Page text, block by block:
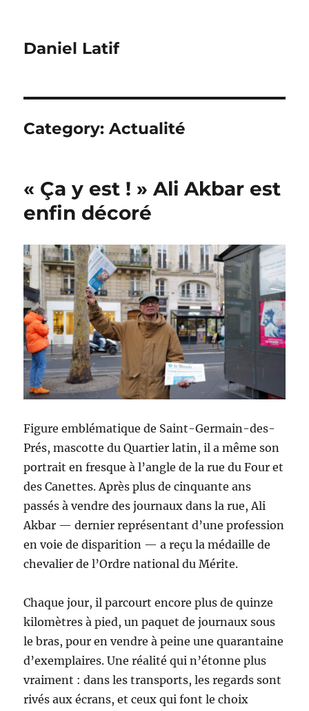
Daniel Latif
Category:Actualité
« Ça y est ! » Ali Akbar est
enfin décoré
Figure emblématique de Saint-Germain-des-
Prés, mascotte du Quartier latin, il a même son
portrait en fresque à l’angle de la rue du Four et
des Canettes. Après plus de cinquante ans
passés à vendre des journaux dans la rue, Ali
Akbar — dernier représentant d’une profession
en voie de disparition — a reçu la médaille de
chevalier de l’Ordre national du Mérite.
Chaque jour, il parcourt encore plus de quinze
kilomètres à pied, un paquet de journaux sous
le bras, pour en vendre à peine une quarantaine
d’exemplaires. Une réalité qui n’étonne plus
vraiment : dans les transports, les regards sont
rivés aux écrans, et ceux qui font le choix